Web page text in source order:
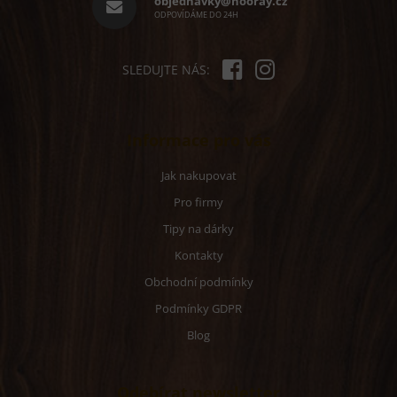
ODPOVÍDÁME DO 24H
SLEDUJTE NÁS:
Jak nakupovat
Pro firmy
Tipy na dárky
Kontakty
Obchodní podmínky
Podmínky GDPR
Blog